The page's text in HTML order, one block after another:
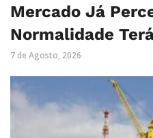
Mercado Já
Normalidade
7 de Agosto, 2026